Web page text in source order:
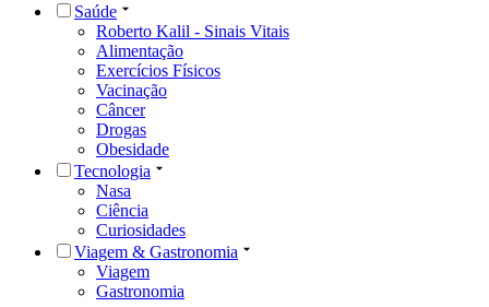
Saúde
Roberto Kalil - Sinais Vitais
Alimentação
Exercícios Físicos
Vacinação
Câncer
Drogas
Obesidade
Tecnologia
Nasa
Ciência
Curiosidades
Viagem & Gastronomia
Viagem
Gastronomia